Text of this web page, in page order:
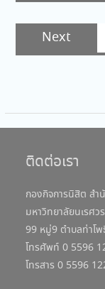
Next
ติดต่อเรา
กองกิจการนิสิต สำ
มหาวิทยาลัยนเรศวร
99 หมู่9 ตำบลท่าโ
โทรศัพท์ 0 5596
โทรสาร 0 5596